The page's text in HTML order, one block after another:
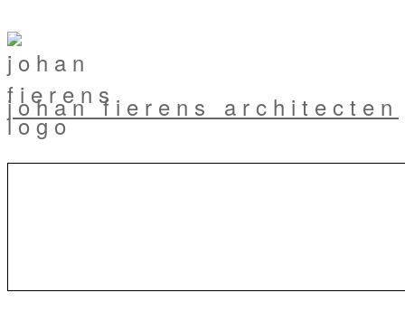
johan fierens architecten